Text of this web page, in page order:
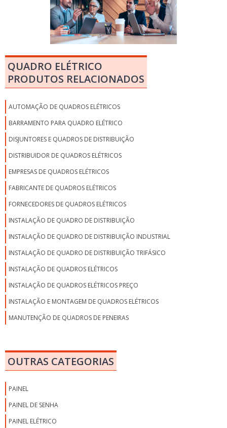
QUADRO ELÉTRICO
PRODUTOS RELACIONADOS
AUTOMAÇÃO DE QUADROS ELÉTRICOS
BARRAMENTO PARA QUADRO ELÉTRICO
DISJUNTORES E QUADROS DE DISTRIBUIÇÃO
DISTRIBUIDOR DE QUADROS ELÉTRICOS
EMPRESAS DE QUADROS ELÉTRICOS
FABRICANTE DE QUADROS ELÉTRICOS
FORNECEDORES DE QUADROS ELÉTRICOS
INSTALAÇÃO DE QUADRO DE DISTRIBUIÇÃO
INSTALAÇÃO DE QUADRO DE DISTRIBUIÇÃO INDUSTRIAL
INSTALAÇÃO DE QUADRO DE DISTRIBUIÇÃO TRIFÁSICO
INSTALAÇÃO DE QUADROS ELÉTRICOS
INSTALAÇÃO DE QUADROS ELÉTRICOS PREÇO
INSTALAÇÃO E MONTAGEM DE QUADROS ELÉTRICOS
MANUTENÇÃO DE QUADROS DE PENEIRAS
MONTAGEM DE QUADRO DE COMANDO
MONTAGEM DE QUADRO DE COMANDO ELÉTRICO
OUTRAS CATEGORIAS
PAINEL
PAINEL DE SENHA
PAINEL ELÉTRICO